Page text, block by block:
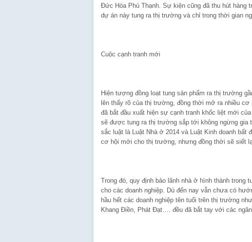
Đức Hòa Phú Thạnh. Sự kiện cũng đã thu hút hàng
dự án này tung ra thị trường và chỉ trong thời gian
Cuộc cạnh tranh mới
Hiện tượng đồng loạt tung sản phẩm ra thị trường
lên thấy rõ của thị trường, đồng thời mở ra nhiều
đã bắt đầu xuất hiện sự cạnh tranh khốc liệt mới
sẽ được tung ra thị trường sắp tới không ngừng
sắc luật là Luật Nhà ở 2014 và Luật Kinh doanh
cơ hội mới cho thị trường, nhưng đồng thời sẽ siết
Trong đó, quy định bảo lãnh nhà ở hình thành
cho các doanh nghiệp. Dù đến nay vẫn chưa có
hầu hết các doanh nghiệp tên tuổi trên thị trường
Khang Điền, Phát Đạt…. đều đã bắt tay với các